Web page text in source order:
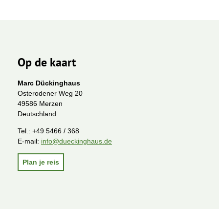
Op de kaart
Marc Dückinghaus
Osterodener Weg 20
49586 Merzen
Deutschland
Tel.: +49 5466 / 368
E-mail: info@dueckinghaus.de
Plan je reis